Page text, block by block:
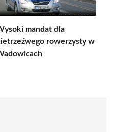
mandat dla
rowerzysty w